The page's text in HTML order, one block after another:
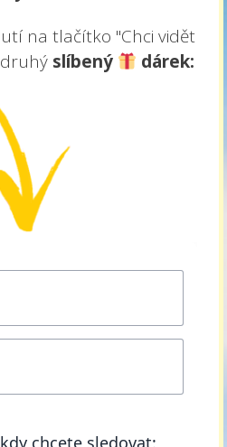
na tlačítko "Chci vidět
druhýslíbený dárek: